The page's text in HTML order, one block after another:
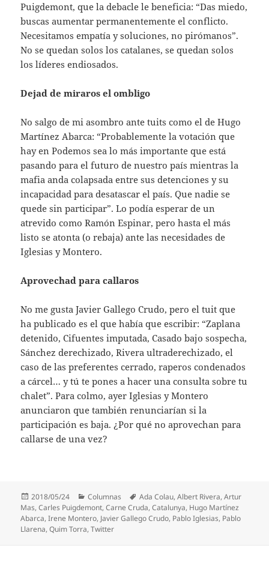
Puigdemont, que la debacle le beneficia: “Das miedo,
buscas aumentar permanentemente el conflicto.
Necesitamos empatía y soluciones, no pirómanos”.
No se quedan solos los catalanes, se quedan solos
los líderes endiosados.
Dejad de miraros el ombligo
No salgo de mi asombro ante tuits como el de Hugo
Martínez Abarca: “Probablemente la votación que
hay en Podemos sea lo más importante que está
pasando para el futuro de nuestro país mientras la
mafia anda colapsada entre sus detenciones y su
incapacidad para desatascar el país. Que nadie se
quede sin participar”. Lo podía esperar de un
atrevido como Ramón Espinar, pero hasta el más
listo se atonta (o rebaja) ante las necesidades de
Iglesias y Montero.
Aprovechad para callaros
No me gusta Javier Gallego Crudo, pero el tuit que
ha publicado es el que había que escribir: “Zaplana
detenido, Cifuentes imputada, Casado bajo sospecha,
Sánchez derechizado, Rivera ultraderechizado, el
caso de las preferentes cerrado, raperos condenados
a cárcel… y tú te pones a hacer una consulta sobre tu
chalet”. Para colmo, ayer Iglesias y Montero
anunciaron que también renunciarían si la
participación es baja. ¿Por qué no aprovechan para
callarse de una vez?
Publicado
el
2018/05/24 Categorías
Columnas Etiquetas
Ada Colau,Albert Rivera,Artur
Mas,Carles Puigdemont,Carne Cruda,Catalunya, Hugo Martínez
Abarca,Irene Montero, Javier Gallego Crudo, Pablo Iglesias, Pablo
Llarena,Quim Torra,Twitter